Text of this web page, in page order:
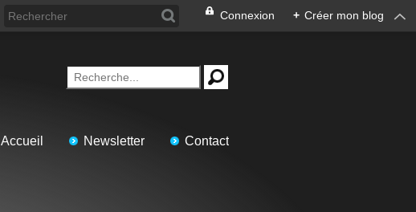
Connexion + Créer mon blog
Accueil Newsletter Contact